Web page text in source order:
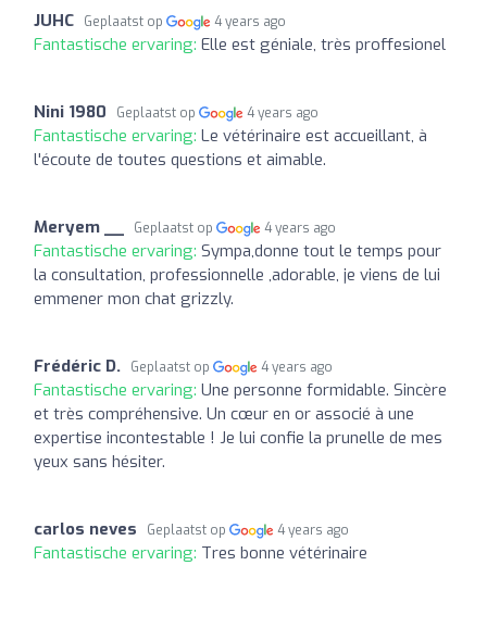
JUHC Geplaatst op 4 years ago
Fantastische ervaring: Elle est géniale, très proffesionel
Nini 1980 Geplaatst op 4 years ago
Fantastische ervaring: Le vétérinaire est accueillant, à
l'écoute de toutes questions et aimable.
Meryem __ Geplaatst op 4 years ago
Fantastische ervaring: Sympa,donne tout le temps pour
la consultation, professionnelle ,adorable, je viens de lui
emmener mon chat grizzly.
Frédéric D. Geplaatst op 4 years ago
Fantastische ervaring: Une personne formidable. Sincère
et très compréhensive. Un cœur en or associé à une
expertise incontestable ! Je lui confie la prunelle de mes
yeux sans hésiter.
carlos neves Geplaatst op 4 years ago
Fantastische ervaring: Tres bonne vétérinaire